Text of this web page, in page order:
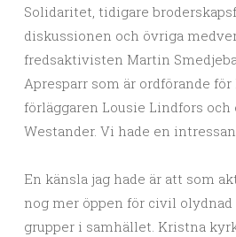
Solidaritet, tidigare
diskussionen och övriga
fredsaktivisten Martin
Apresparr som är ordförande
förläggaren Lousie Lindfors
Westander. Vi hade en
En känsla jag hade är att som
nog mer öppen för civil olydnad
grupper i samhället. Kristna